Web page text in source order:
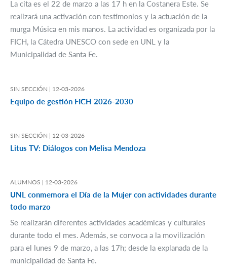
La cita es el 22 de marzo a las 17 h en la Costanera Este. Se
realizará una activación con testimonios y la actuación de la
murga Música en mis manos. La actividad es organizada por la
FICH, la Cátedra UNESCO con sede en UNL y la
Municipalidad de Santa Fe.
SIN SECCIÓN | 12-03-2026
Equipo de gestión FICH 2026-2030
SIN SECCIÓN | 12-03-2026
Litus TV: Diálogos con Melisa Mendoza
ALUMNOS | 12-03-2026
UNL conmemora el Día de la Mujer con actividades durante
todo marzo
Se realizarán diferentes actividades académicas y culturales
durante todo el mes. Además, se convoca a la movilización
para el lunes 9 de marzo, a las 17h; desde la explanada de la
municipalidad de Santa Fe.